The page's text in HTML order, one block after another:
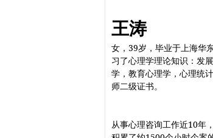
王涛
女，39岁，毕业于上海华
习了心理学理论知识：发
学，教育心理学，心理统
师二级证书。
从事心理咨询工作近10年